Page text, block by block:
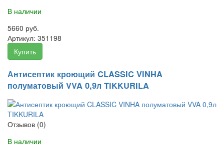
В наличии
5660 руб.
Артикул: 351198
Купить
Антисептик кроющий CLASSIC VINHA
полуматовый VVA 0,9л TIKKURILA
Отзывов (0)
В наличии